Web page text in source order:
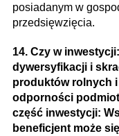
posiadanym w
przedsięwzięcia.
14. Czy w
dywersyfikacji i
produktów rolnych
odporności
część inwestycji:
beneficjent może